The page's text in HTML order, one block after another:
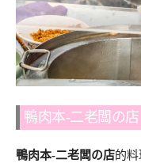
鴨肉本-二老闆の
鴨肉本-二老闆の店的